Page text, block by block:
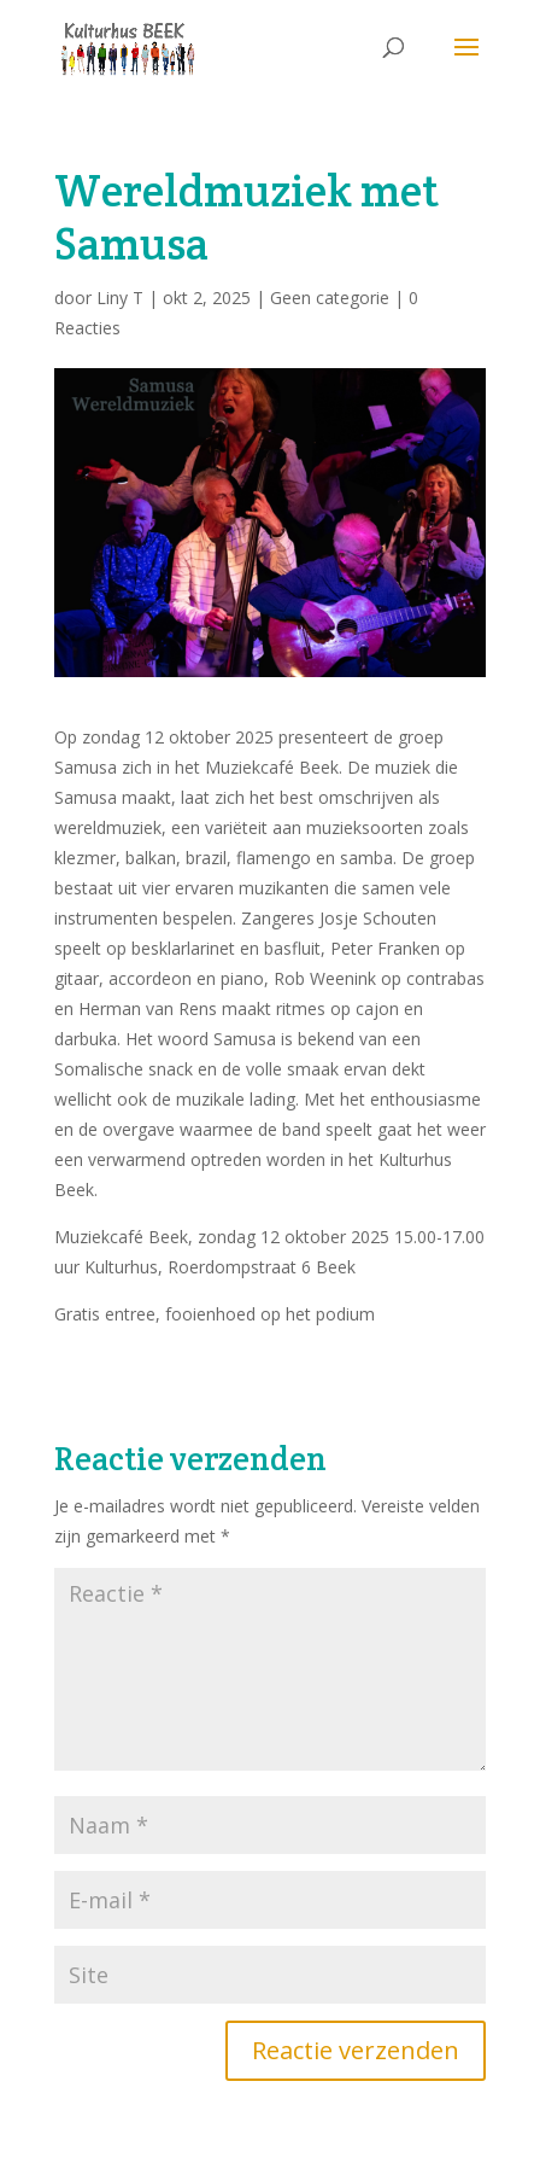
Wereldmuziek met
Samusa
door Liny T | okt 2, 2025 | Geen categorie | 0
Reacties
Op zondag 12 oktober 2025 presenteert de groep
Samusa zich in het Muziekcafé Beek. De muziek die
Samusa maakt, laat zich het best omschrijven als
wereldmuziek, een variëteit aan muzieksoorten zoals
klezmer, balkan, brazil, flamengo en samba. De groep
bestaat uit vier ervaren muzikanten die samen vele
instrumenten bespelen. Zangeres Josje Schouten
speelt op besklarlarinet en basfluit, Peter Franken op
gitaar, accordeon en piano, Rob Weenink op contrabas
en Herman van Rens maakt ritmes op cajon en
darbuka. Het woord Samusa is bekend van een
Somalische snack en de volle smaak ervan dekt
wellicht ook de muzikale lading. Met het enthousiasme
en de overgave waarmee de band speelt gaat het weer
een verwarmend optreden worden in het Kulturhus
Beek.
Muziekcafé Beek, zondag 12 oktober 2025 15.00-17.00
uur Kulturhus, Roerdompstraat 6 Beek
Gratis entree, fooienhoed op het podium
Reactie verzenden
Je e-mailadres wordt niet gepubliceerd. Vereiste velden
zijn gemarkeerd met *